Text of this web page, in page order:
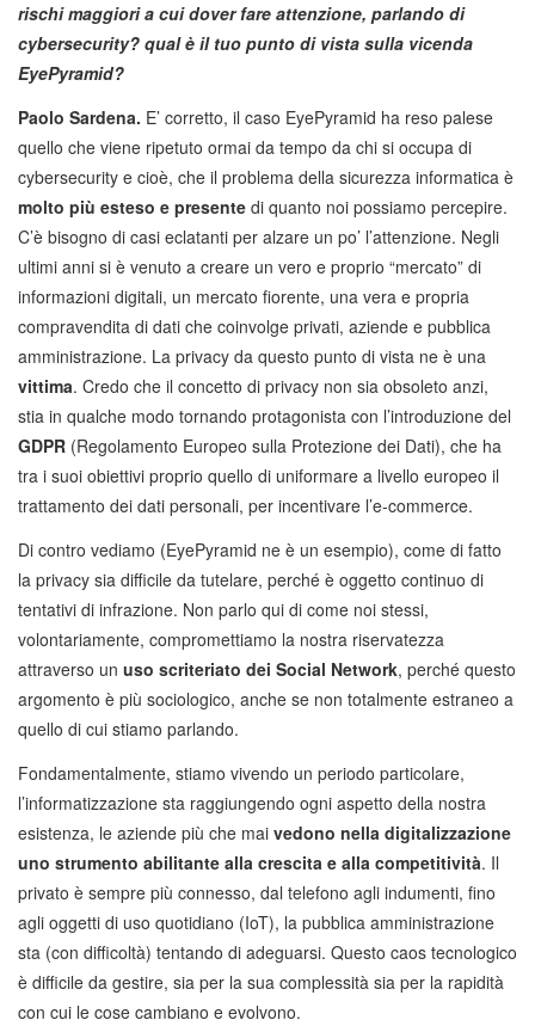
rischi maggiori a cui dover fare attenzione, parlando di
cybersecurity? qual è il tuo punto di vista sulla vicenda
EyePyramid?
Paolo Sardena. E’ corretto, il caso EyePyramid ha reso palese
quello che viene ripetuto ormai da tempo da chi si occupa di
cybersecurity e cioè, che il problema della sicurezza informatica è
molto più esteso e presente di quanto noi possiamo percepire.
C’è bisogno di casi eclatanti per alzare un po’ l’attenzione. Negli
ultimi anni si è venuto a creare un vero e proprio “mercato” di
informazioni digitali, un mercato fiorente, una vera e propria
compravendita di dati che coinvolge privati, aziende e pubblica
amministrazione. La privacy da questo punto di vista ne è una
vittima. Credo che il concetto di privacy non sia obsoleto anzi,
stia in qualche modo tornando protagonista con l’introduzione del
GDPR (Regolamento Europeo sulla Protezione dei Dati), che ha
tra i suoi obiettivi proprio quello di uniformare a livello europeo il
trattamento dei dati personali, per incentivare l’e-commerce.
Di contro vediamo (EyePyramid ne è un esempio), come di fatto
la privacy sia difficile da tutelare, perché è oggetto continuo di
tentativi di infrazione. Non parlo qui di come noi stessi,
volontariamente, compromettiamo la nostra riservatezza
attraverso un uso scriteriato dei Social Network, perché questo
argomento è più sociologico, anche se non totalmente estraneo a
quello di cui stiamo parlando.
Fondamentalmente, stiamo vivendo un periodo particolare,
l’informatizzazione sta raggiungendo ogni aspetto della nostra
esistenza, le aziende più che mai vedono nella digitalizzazione
uno strumento abilitante alla crescita e alla competitività. Il
privato è sempre più connesso, dal telefono agli indumenti, fino
agli oggetti di uso quotidiano (IoT), la pubblica amministrazione
sta (con difficoltà) tentando di adeguarsi. Questo caos tecnologico
è difficile da gestire, sia per la sua complessità sia per la rapidità
con cui le cose cambiano e evolvono.